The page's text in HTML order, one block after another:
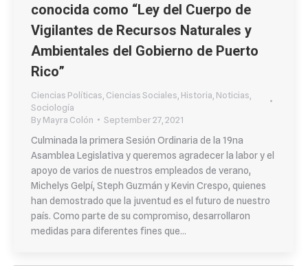
conocida como “Ley del Cuerpo de
Vigilantes de Recursos Naturales y
Ambientales del Gobierno de Puerto
Rico”
Ciencias Políticas Ciencias Sociales Historia Noticias
Sociología
ByMayra Colón
September 27, 2021
Culminada la primera Sesión Ordinaria de la 19na
Asamblea Legislativa y queremos agradecer la labor y el
apoyo de varios de nuestros empleados de verano,
Michelys Gelpí, Steph Guzmán y Kevin Crespo, quienes
han demostrado que la juventud es el futuro de nuestro
país. Como parte de su compromiso, desarrollaron
medidas para diferentes fines que…